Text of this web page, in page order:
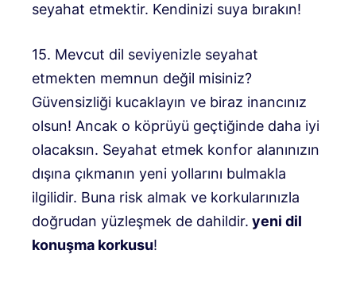
seyahat etmektir. Kendinizi suya bırakın!
15. Mevcut dil seviyenizle seyahat
etmekten memnun değil misiniz?
Güvensizliği kucaklayın ve biraz inancınız
olsun! Ancak o köprüyü geçtiğinde daha iyi
olacaksın. Seyahat etmek konfor alanınızın
dışına çıkmanın yeni yollarını bulmakla
ilgilidir. Buna risk almak ve korkularınızla
doğrudan yüzleşmek de dahildir. yeni dil
konuşma korkusu!